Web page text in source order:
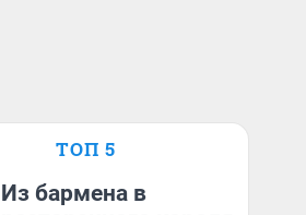
ТОП 5
Из бармена в